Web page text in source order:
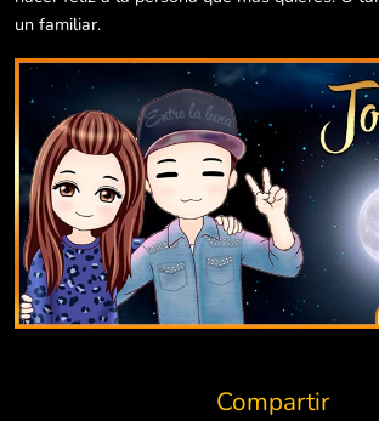
un familiar.
Compartir